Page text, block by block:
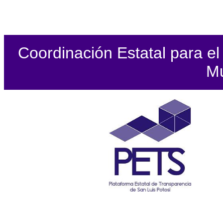
Coordinación Estatal para